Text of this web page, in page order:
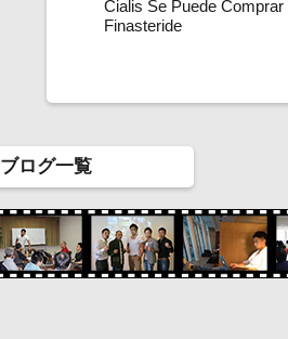
Cialis Se Puede
Finasteride
ブログ一覧